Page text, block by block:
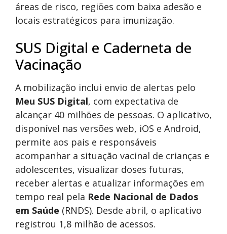
áreas de risco, regiões com baixa adesão e
locais estratégicos para imunização.
SUS Digital e Caderneta de
Vacinação
A mobilização inclui envio de alertas pelo
Meu SUS Digital, com expectativa de
alcançar 40 milhões de pessoas. O aplicativo,
disponível nas versões web, iOS e Android,
permite aos pais e responsáveis
acompanhar a situação vacinal de crianças e
adolescentes, visualizar doses futuras,
receber alertas e atualizar informações em
tempo real pela Rede Nacional de Dados
em Saúde (RNDS). Desde abril, o aplicativo
registrou 1,8 milhão de acessos.